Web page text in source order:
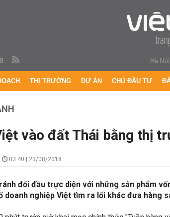
Hà
THỊ TRƯỜNG DỰ ÁN CHỦ ĐẦU TƯ
vào đất Thái bằng thị
03:40 | 23/08/2018
đối đầu trực diện với những sản phẩm
doanh nghiệp Việt tìm ra lối khác đưa hàng